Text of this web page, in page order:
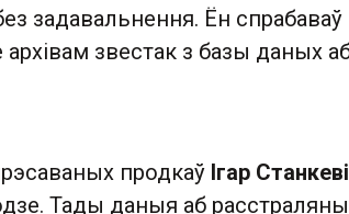
задавальнення. Ён спрабаваў
звестак з базы даных аб
продкаў Ігар
Тады даныя аб